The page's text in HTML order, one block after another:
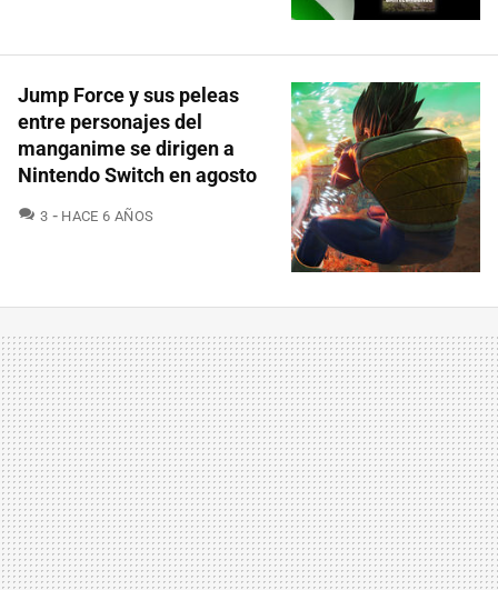
Jump Force y sus peleas
entre personajes del
manganime se dirigen a
Nintendo Switch en agosto
3 COMENTARIOS
HACE 6 AÑOS